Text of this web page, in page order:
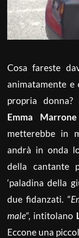
Cosa fareste
animatamente e
propria
Emma Marrone
metterebbe in
andrà in onda
della cantante
‘paladina della
due fidanzati. “
male“, intitolano
Eccone una